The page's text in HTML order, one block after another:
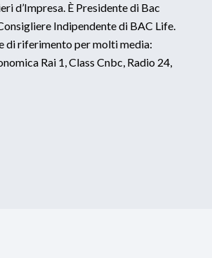
d’Impresa. È Presidente di Bac
Indipendente di BAC Life.
di riferimento per molti media:
Rai 1, Class Cnbc, Radio 24,